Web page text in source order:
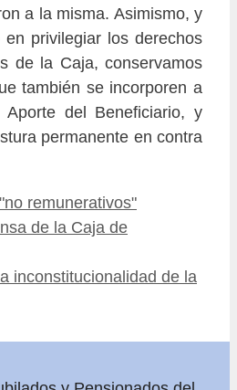
a la misma. Asimismo, y
en privilegiar los derechos
de la Caja, conservamos
también se incorporen a
del Beneficiario, y
permanente en contra
remunerativos"
de la Caja de
inconstitucionalidad de la